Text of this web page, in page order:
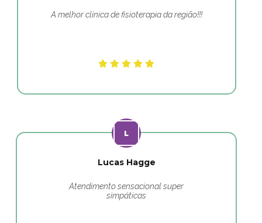
A melhor clínica de fisioterapia da região!!!
Lucas Hagge
Atendimento sensacional super
simpáticas